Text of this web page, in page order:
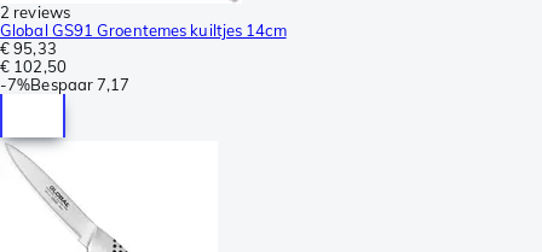
2 reviews
Global GS91 Groentemes kuiltjes 14cm
€ 95,33
€ 102,50
-7%Bespaar7,17